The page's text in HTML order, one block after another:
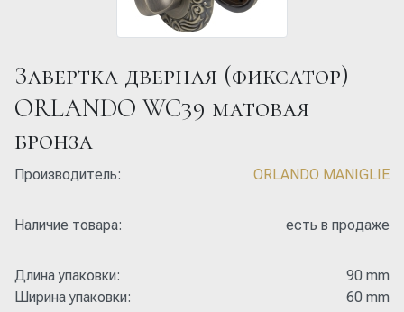
Завертка дверная (фиксатор)
ORLANDO WC39 матовая
бронза
Производитель: ORLANDO MANIGLIE
Наличие товара: есть в продаже
Длина упаковки:
90 mm
Ширина упаковки:
60 mm